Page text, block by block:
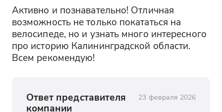
Активно и познавательно! Отличная
возможность не только покататься на
велосипеде, но и узнать много интересного
про историю Калининградской области.
Всем рекомендую!
Ответ представителя
компании
23 февраля 2026